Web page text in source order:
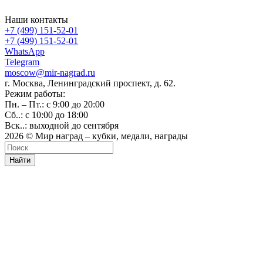
Наши контакты
+7 (499) 151-52-01
+7 (499) 151-52-01
WhatsApp
Telegram
moscow@mir-nagrad.ru
г. Москва, Ленинградский проспект, д. 62.
Режим работы:
Пн. – Пт.: с 9:00 до 20:00
Сб..: с 10:00 до 18:00
Вск..: выходной до сентября
2026 © Мир наград – кубки, медали, награды
Найти